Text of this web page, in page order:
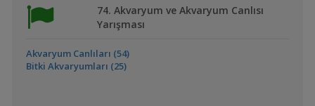
74. Akvaryum ve Akvaryum Canlısı
Yarışması
Akvaryum Canlıları (54)
Bitki Akvaryumları (25)